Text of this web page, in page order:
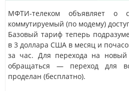
МФТИ-телеком объявляет о
коммутируемый (по модему)
Базовый тариф теперь
в 3 доллара США в месяц и
за час. Для перехода на
обращаться — переход для
проделан (бесплатно).